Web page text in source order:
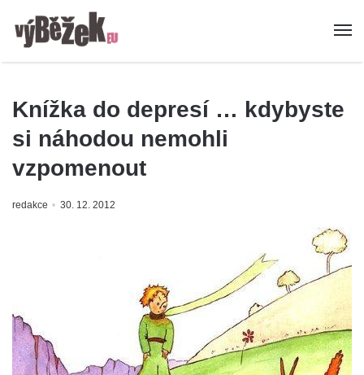
Knížka do depresí … kdybyste
si náhodou nemohli
vzpomenout
redakce 30. 12. 2012